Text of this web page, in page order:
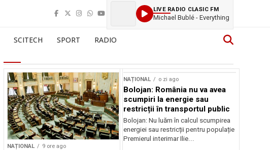
LIVE RADIO CLASIC FM
Michael Bublé - Everything
SCITECH SPORT RADIO
NAȚIONAL 9 ore ago
NAȚIONAL o zi ago
Bolojan: România nu va avea
scumpiri la energie sau
restricții în transportul public
Bolojan: Nu luăm în calcul scumpirea
energiei sau restricții pentru populație
Premierul interimar Ilie...